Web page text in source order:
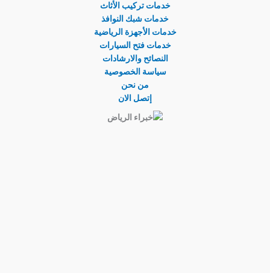
خدمات تركيب الأثاث
خدمات شبك النوافذ
خدمات الأجهزة الرياضية
خدمات فتح السيارات
النصائح والارشادات
سياسة الخصوصية
من نحن
إتصل الان